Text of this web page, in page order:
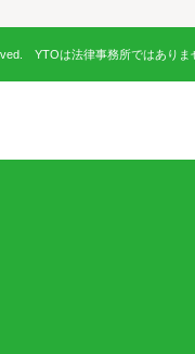
YTOは法律事務所ではありま